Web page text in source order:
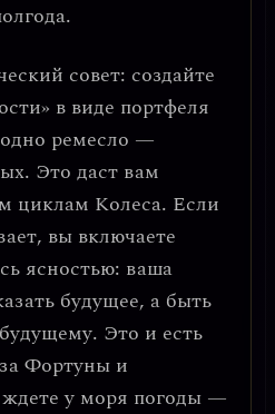
совет: создайте
в виде портфеля
ремесло —
Это даст вам
циклам Колеса. Если
вы включаете
ясностью: ваша
будущее, а быть
Это и есть
Фортуны и
у моря погоды —